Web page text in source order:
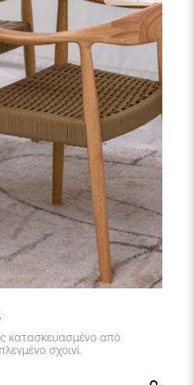
κατασκευασμένο από
σχοινί.